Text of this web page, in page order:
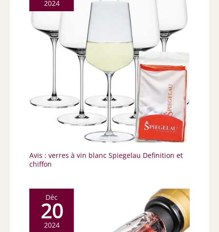
2024
Avis : verres à vin blanc Spiegelau Definition et
chiffon
Déc
20
2024